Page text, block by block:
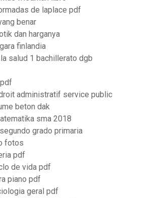
de laplace pdf
benar
dan harganya
finlandia
salud 1 bachillerato dgb
administratif service public
beton dak
sma 2018
grado primaria
fotos
pdf
de vida pdf
piano pdf
geral pdf